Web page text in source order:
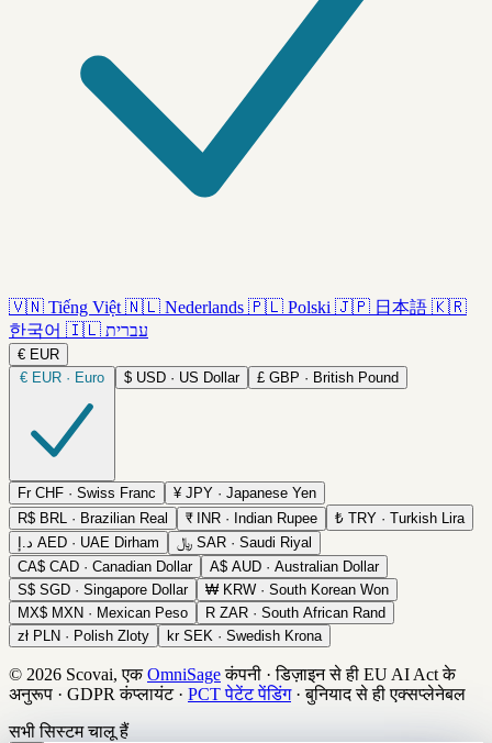
🇻🇳 Tiếng Việt 🇳🇱 Nederlands 🇵🇱 Polski 🇯🇵 日本語 🇰🇷
한국어 🇮🇱 עברית
€ EUR
€ EUR · Euro $ USD · US Dollar £ GBP · British Pound
Fr CHF · Swiss Franc ¥ JPY · Japanese Yen
R$ BRL · Brazilian Real ₹ INR · Indian Rupee ₺ TRY · Turkish Lira
د.إ AED · UAE Dirham ﷼ SAR · Saudi Riyal
CA$ CAD · Canadian Dollar A$ AUD · Australian Dollar
S$ SGD · Singapore Dollar ₩ KRW · South Korean Won
MX$ MXN · Mexican Peso R ZAR · South African Rand
zł PLN · Polish Zloty kr SEK · Swedish Krona
© 2026 Scovai, एकOmniSageकंपनी · डिज़ाइन से ही EU AI Act के
अनुरूप · GDPR कंप्लायंट · PCT पेटेंट पेंडिंग · बुनियाद से ही एक्सप्लेनेबल
सभी सिस्टम चालू हैं